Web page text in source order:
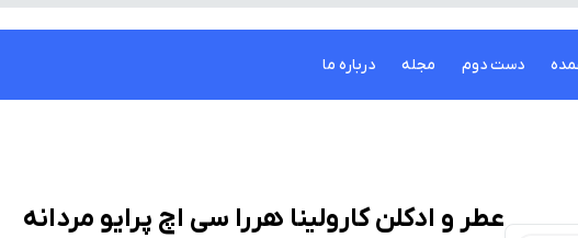
دست دوم مجله درباره ما
عطر و ادکلن کارولینا هررا سی اچ پرایو مردانه